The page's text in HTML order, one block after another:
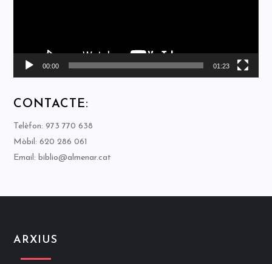
00:00 01:23
CONTACTE:
Telèfon: 973 770 638
Mòbil: 620 286 061
Email: biblio@almenar.cat
ARXIUS